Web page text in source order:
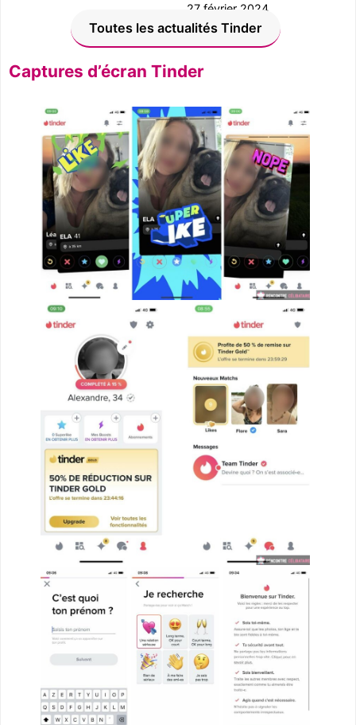
27 février 2024
Toutes les actualités Tinder
Captures d’écran Tinder